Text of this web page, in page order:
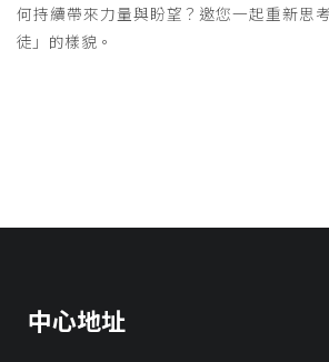
何持續帶來力量與盼望？邀您一起重新思
徒」的樣貌。
中心地址